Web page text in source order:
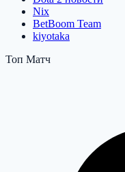
Nix
BetBoom Team
kiyotaka
Топ Матч